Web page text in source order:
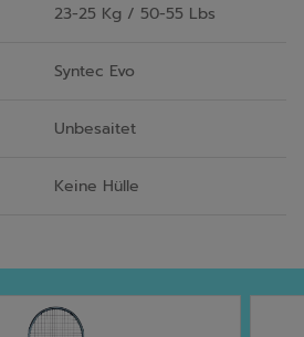
23-25 Kg / 50-55 Lbs
Syntec Evo
Unbesaitet
Keine Hülle